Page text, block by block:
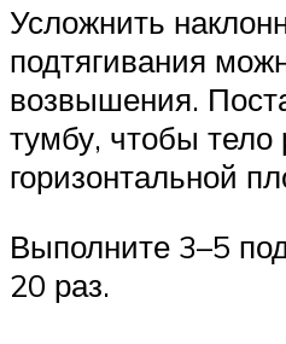
Усложнить
подтягивания
возвышения.
тумбу, чтобы тело
горизонтальной
Выполните 3–5
20 раз.